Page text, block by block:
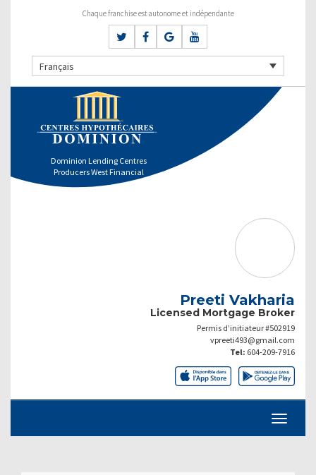
Chaque franchise est autonome et indépendante
Français
Dominion Lending Centres
Producers West Financial
Preeti Vakharia
Licensed Mortgage Broker
Permis d’initiateur #502919
vpreeti493@gmail.com
Tel: 604-209-7916